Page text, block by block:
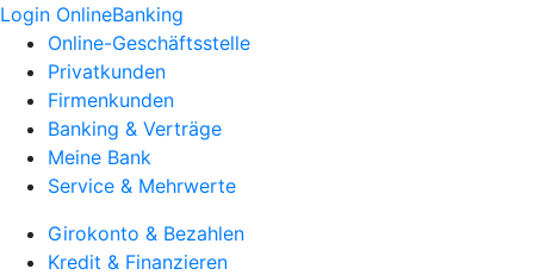
Login OnlineBanking
Online-Geschäftsstelle
Privatkunden
Firmenkunden
Banking & Verträge
Meine Bank
Service & Mehrwerte
Girokonto & Bezahlen
Kredit & Finanzieren